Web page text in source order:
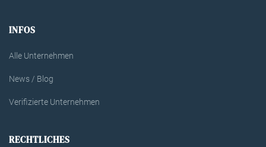
INFOS
Alle Unternehmen
News / Blog
Verifizierte Unternehmen
RECHTLICHES